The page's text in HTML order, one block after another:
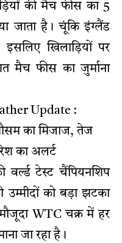
की मैच फीस का 5
जाता है। चूंकि इंग्लैंड
खिलाड़ियों पर
मैच फीस का जुर्माना
Update :
का मिजाज, तेज
का अलर्ट
टेस्ट चैंपियनशिप
को बड़ा झटका
WTC चक्र में हर
जा रहा है।